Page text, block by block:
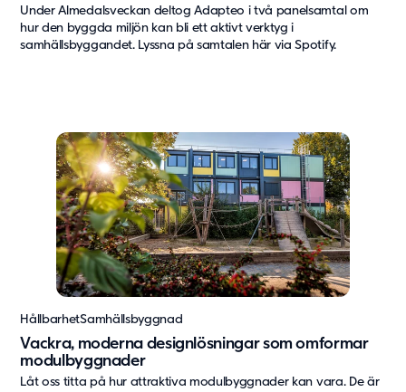
Under Almedalsveckan deltog Adapteo i två panelsamtal om
hur den byggda miljön kan bli ett aktivt verktyg i
samhällsbyggandet. Lyssna på samtalen här via Spotify.
Vackra, moderna designlösningar som omformar
modulbyggnader
HållbarhetSamhällsbyggnad
Låt oss titta på hur attraktiva modulbyggnader kan vara. De är